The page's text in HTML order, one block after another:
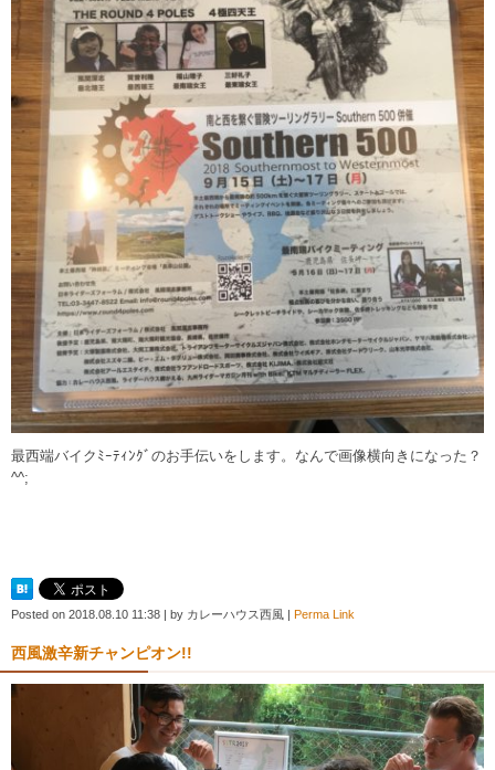
最西端バイクﾐｰﾃｨﾝｸﾞのお手伝いをします。なんで画像横向きになった？
^^;
Posted on 2018.08.10 11:38 | by カレーハウス西風 | Perma Link
西風激辛新チャンピオン!!